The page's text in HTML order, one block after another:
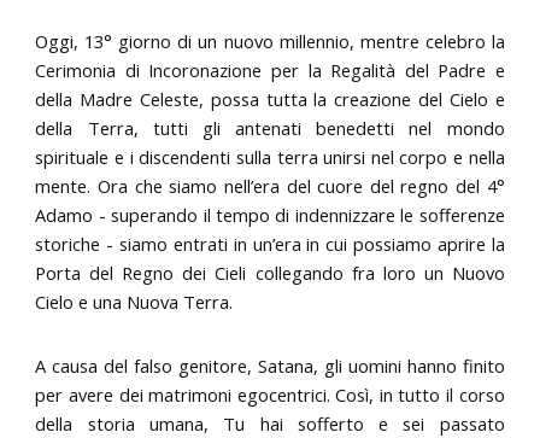
Oggi, 13° giorno di un nuovo millennio, mentre celebro la
Cerimonia di Incoronazione per la Regalità del Padre e
della Madre Celeste, possa tutta la creazione del Cielo e
della Terra, tutti gli antenati benedetti nel mondo
spirituale e i discendenti sulla terra unirsi nel corpo e nella
mente. Ora che siamo nell’era del cuore del regno del 4°
Adamo - superando il tempo di indennizzare le sofferenze
storiche - siamo entrati in un’era in cui possiamo aprire la
Porta del Regno dei Cieli collegando fra loro un Nuovo
Cielo e una Nuova Terra.
A causa del falso genitore, Satana, gli uomini hanno finito
per avere dei matrimoni egocentrici. Così, in tutto il corso
della storia umana, Tu hai sofferto e sei passato